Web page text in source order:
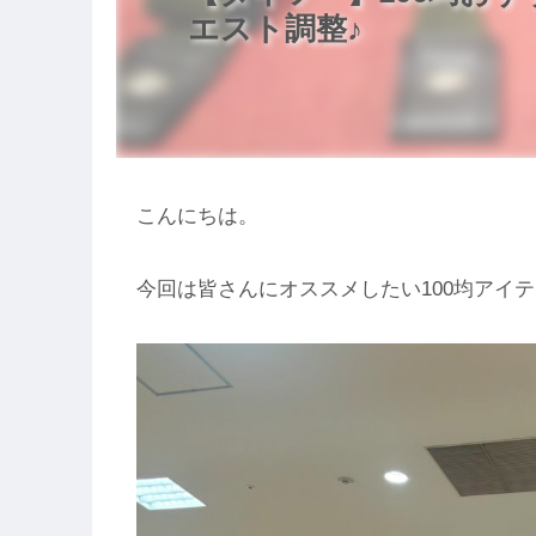
エスト調整♪
こんにちは。
今回は皆さんにオススメしたい100均アイ